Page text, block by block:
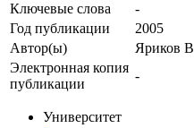
Ключевые cлова
-
Год публикации
2005
Автор(ы)
Яриков
Электронная копия
публикации
-
Университет